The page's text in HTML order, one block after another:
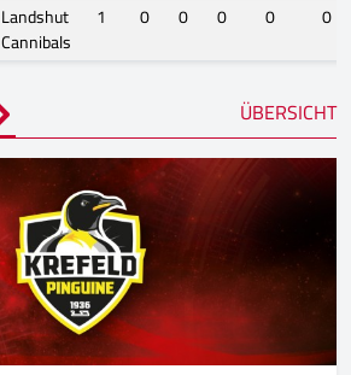
Landshut
Cannibals
1 0 0 0 0 0
ÜBERSICHT